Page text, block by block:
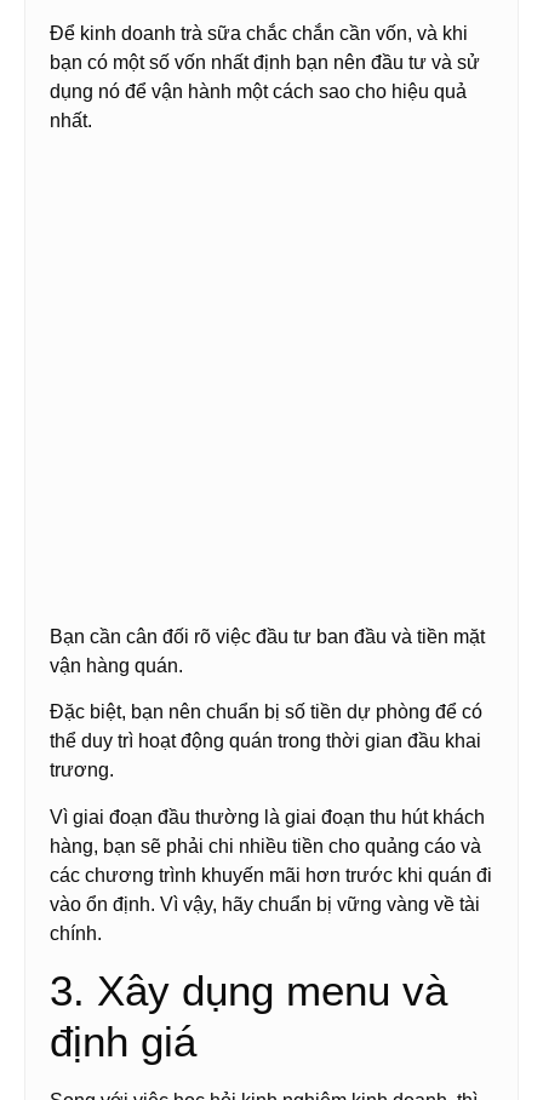
Để kinh doanh trà sữa chắc chắn cần vốn, và khi
bạn có một số vốn nhất định bạn nên đầu tư và sử
dụng nó để vận hành một cách sao cho hiệu quả
nhất.
Bạn cần cân đối rõ việc đầu tư ban đầu và tiền mặt
vận hàng quán.
Đặc biệt, bạn nên chuẩn bị số tiền dự phòng để có
thể duy trì hoạt động quán trong thời gian đầu khai
trương.
Vì giai đoạn đầu thường là giai đoạn thu hút khách
hàng, bạn sẽ phải chi nhiều tiền cho quảng cáo và
các chương trình khuyến mãi hơn trước khi quán đi
vào ổn định. Vì vậy, hãy chuẩn bị vững vàng về tài
chính.
3. Xây dụng menu và
định giá